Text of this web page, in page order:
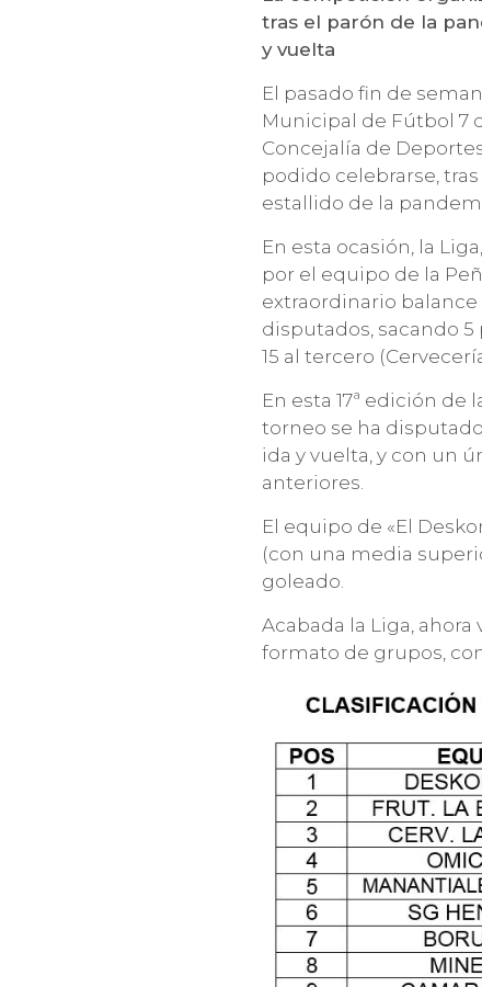
tras el parón de la
y vuelta
El pasado fin de
Municipal de Fútbol 7
Concejalía de
podido celebrarse,
estallido de la
En esta ocasión, la
por el equipo de la
extraordinario balance
disputados, sacando
15 al tercero
En esta 17ª edición
torneo se ha
ida y vuelta, y con un
anteriores.
El equipo de «El
(con una media
goleado.
Acabada la Liga,
formato de grupos,